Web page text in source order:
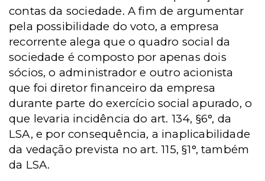
contas da sociedade. A fim de argumentar
pela possibilidade do voto, a empresa
recorrente alega que o quadro social da
sociedade é composto por apenas dois
sócios, o administrador e outro acionista
que foi diretor financeiro da empresa
durante parte do exercício social apurado, o
que levaria incidência do art. 134, §6°, da
LSA, e por consequência, a inaplicabilidade
da vedação prevista no art. 115, §1°, também
da LSA.